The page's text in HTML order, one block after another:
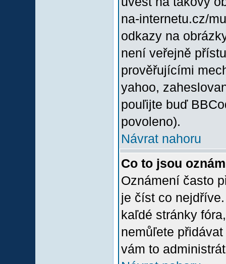
na-internetu.cz/
odkazy na
není veřejně
prověřujícími
yahoo,
pouľijte buď
povoleno).
Návrat nahoru
Co to jsou
Oznámení často
je číst co
kaľdé stránky
nemůľete
vám to